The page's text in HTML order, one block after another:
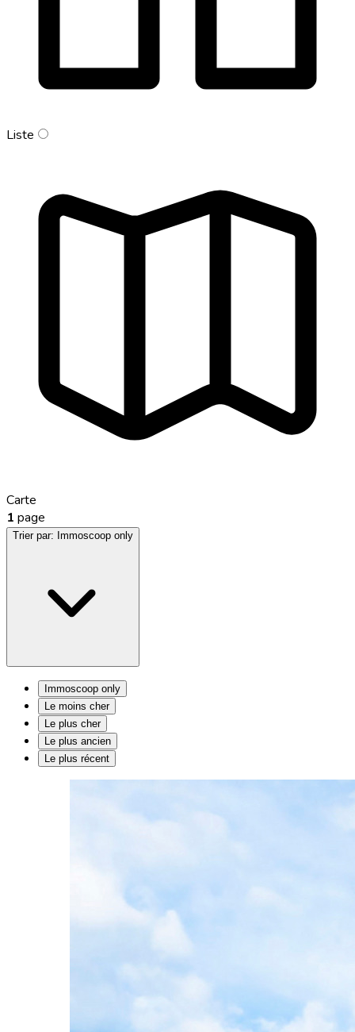
Liste
Carte
1 page
Trier par: Immoscoop only
Immoscoop only
Le moins cher
Le plus cher
Le plus ancien
Le plus récent